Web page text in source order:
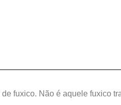
fuxico. Não é aquele fuxico